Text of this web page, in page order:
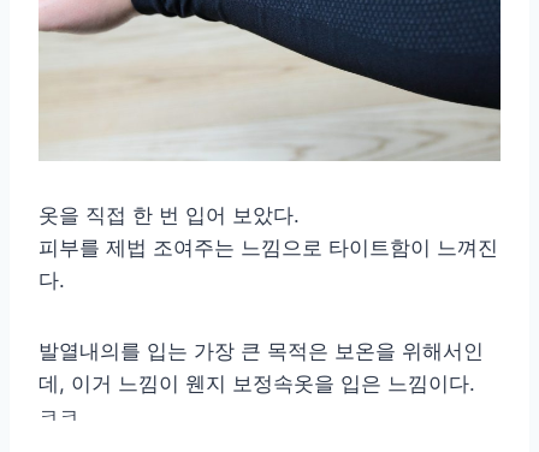
옷을 직접 한 번 입어 보았다.
피부를 제법 조여주는 느낌으로 타이트함이 느껴진
다.
발열내의를 입는 가장 큰 목적은 보온을 위해서인
데, 이거 느낌이 웬지 보정속옷을 입은 느낌이다.
ㅋㅋ